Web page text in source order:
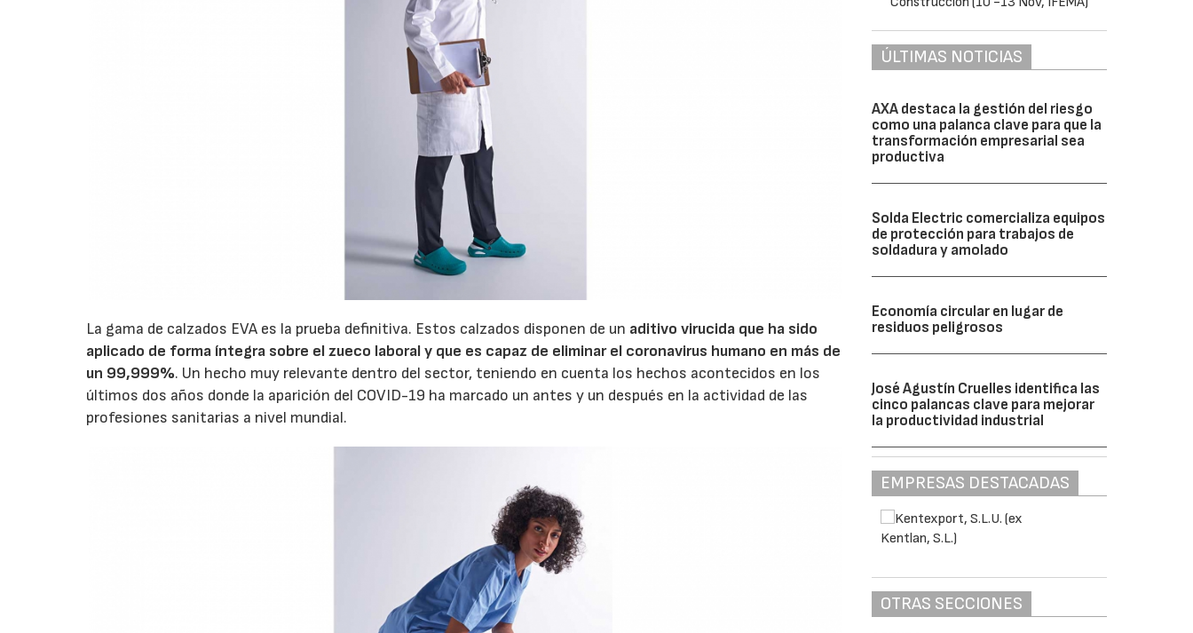
La gama de calzados EVA es la prueba definitiva. Estos calzados disponen de un aditivo virucida que ha sido
aplicado de forma íntegra sobre el zueco laboral y que es capaz de eliminar el coronavirus humano en más de
un 99,999%. Un hecho muy relevante dentro del sector, teniendo en cuenta los hechos acontecidos en los
últimos dos años donde la aparición del COVID-19 ha marcado un antes y un después en la actividad de las
profesiones sanitarias a nivel mundial.
ÚLTIMAS NOTICIAS
AXA destaca la gestión del riesgo
como una palanca clave para que la
transformación empresarial sea
productiva
Solda Electric comercializa equipos
de protección para trabajos de
soldadura y amolado
Economía circular en lugar de
residuos peligrosos
José Agustín Cruelles identifica las
cinco palancas clave para mejorar
la productividad industrial
EMPRESAS DESTACADAS
OTRAS SECCIONES